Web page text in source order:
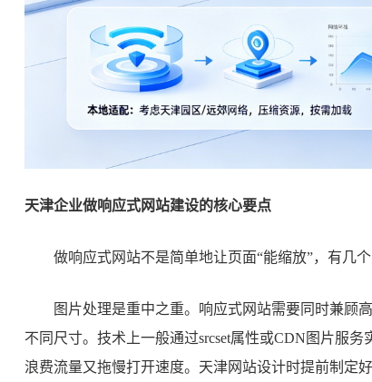
天津企业做响应式网站建设的核心要点
做响应式网站不是简单地让页面“能缩放”，有几
图片处理是重中之重。响应式网站需要同时兼顾
不同尺寸。技术上一般通过srcset属性或CDN图片服
浪费流量又拖慢打开速度。天津网站设计时提前制定